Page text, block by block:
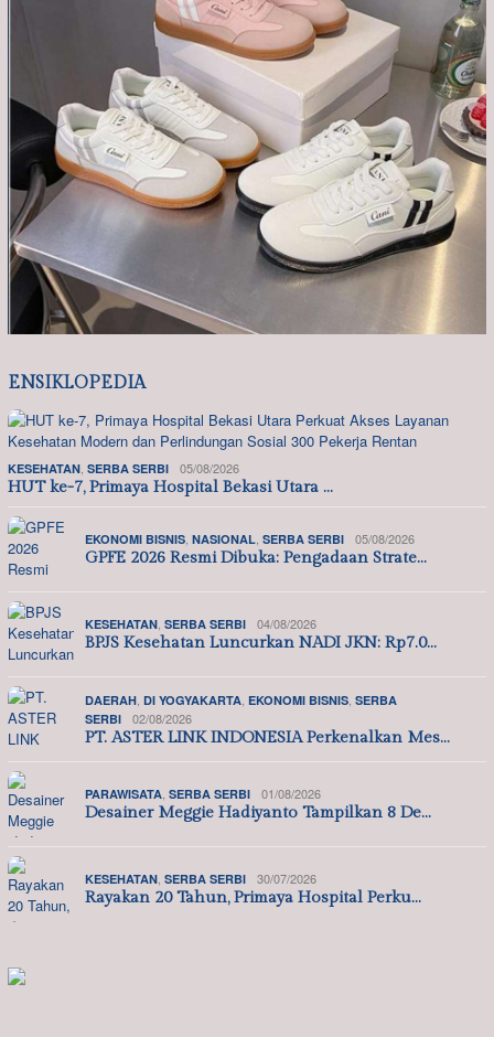
ENSIKLOPEDIA
KESEHATAN, SERBA SERBI 05/08/2026
HUT ke-7, Primaya Hospital Bekasi Utara …
EKONOMI BISNIS, NASIONAL, SERBA SERBI 05/08/2026
GPFE 2026 Resmi Dibuka: Pengadaan Strate…
KESEHATAN, SERBA SERBI 04/08/2026
BPJS Kesehatan Luncurkan NADI JKN: Rp7.0…
DAERAH, DI YOGYAKARTA, EKONOMI BISNIS, SERBA
SERBI
02/08/2026
PT. ASTER LINK INDONESIA Perkenalkan Mes…
PARAWISATA, SERBA SERBI 01/08/2026
Desainer Meggie Hadiyanto Tampilkan 8 De…
KESEHATAN, SERBA SERBI 30/07/2026
Rayakan 20 Tahun, Primaya Hospital Perku…